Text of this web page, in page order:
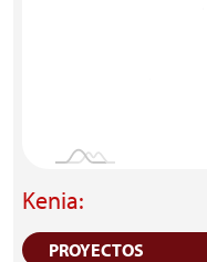
Kenia:
PROYECTOS